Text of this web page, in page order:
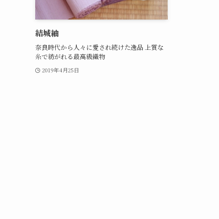
結城紬
奈良時代から人々に愛され続けた逸品 上質な
糸で紡がれる最高級織物
2019年4月25日